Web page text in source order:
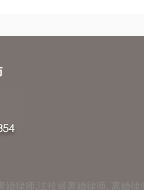
律师,法拉盛离婚律师, 离婚